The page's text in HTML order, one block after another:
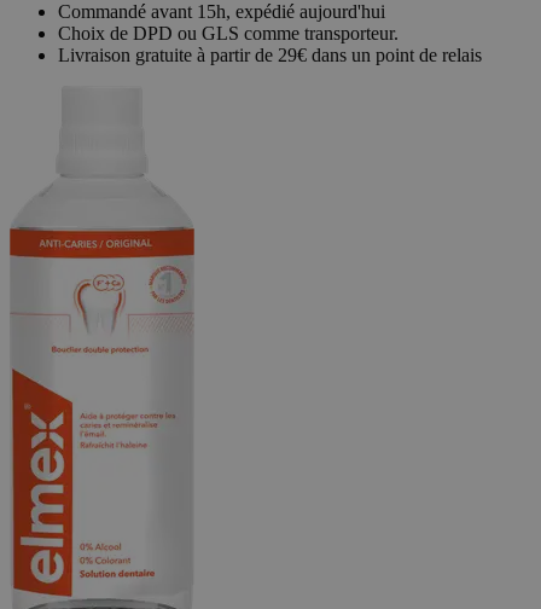
Commandé avant 15h, expédié aujourd'hui
Choix de DPD ou GLS comme transporteur.
Livraison gratuite à partir de 29€ dans un point de relais